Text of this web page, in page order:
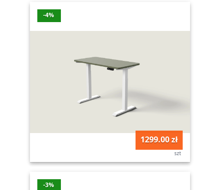
-4%
1299.00 zł
szt
-3%